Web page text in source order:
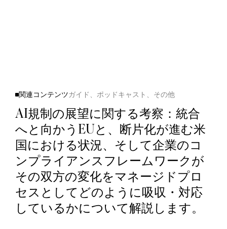
関連コンテンツガイド、ポッドキャスト、その他
AI規制の展望に関する考察：統合
へと向かうEUと、断片化が進む米
国における状況、そして企業のコ
ンプライアンスフレームワークが
その双方の変化をマネージドプロ
セスとしてどのように吸収・対応
しているかについて解説します。